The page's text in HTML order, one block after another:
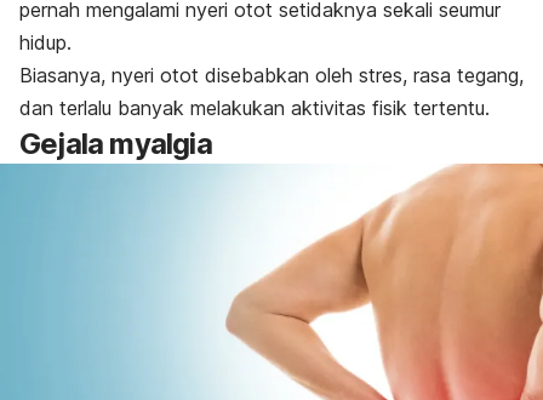
pernah mengalami nyeri otot setidaknya sekali seumur
hidup.
Biasanya, nyeri otot disebabkan oleh stres, rasa tegang,
dan terlalu banyak melakukan aktivitas fisik tertentu.
Gejala myalgia